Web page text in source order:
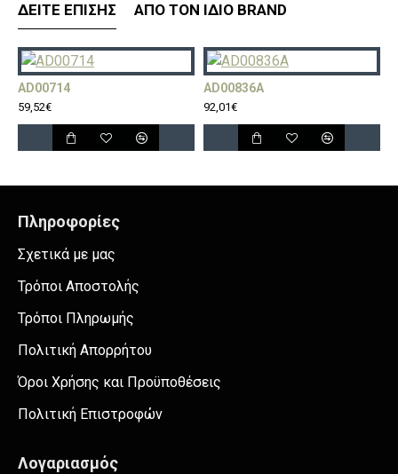
ΔΕΊΤΕ ΕΠΊΣΗΣ ΑΠΌ ΤΟΝ ΊΔΙΟ BRAND
AD00714
59,52€
AD00836A
92,01€
Πληροφορίες
Σχετικά με μας
Τρόποι Αποστολής
Τρόποι Πληρωμής
Πολιτική Απορρήτου
Όροι Χρήσης και Προϋποθέσεις
Πολιτική Επιστροφών
Λογαριασμός